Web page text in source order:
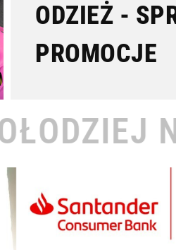
ODZIEŻ -
PROMOCJE
ZA